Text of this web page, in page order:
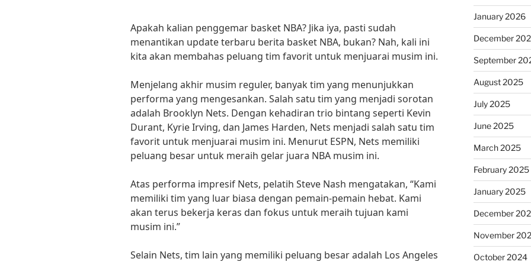
Apakah kalian penggemar basket NBA? Jika iya, pasti sudah
menantikan update terbaru berita basket NBA, bukan? Nah, kali ini
kita akan membahas peluang tim favorit untuk menjuarai musim ini.
Menjelang akhir musim reguler, banyak tim yang menunjukkan
performa yang mengesankan. Salah satu tim yang menjadi sorotan
adalah Brooklyn Nets. Dengan kehadiran trio bintang seperti Kevin
Durant, Kyrie Irving, dan James Harden, Nets menjadi salah satu tim
favorit untuk menjuarai musim ini. Menurut ESPN, Nets memiliki
peluang besar untuk meraih gelar juara NBA musim ini.
Atas performa impresif Nets, pelatih Steve Nash mengatakan, “Kami
memiliki tim yang luar biasa dengan pemain-pemain hebat. Kami
akan terus bekerja keras dan fokus untuk meraih tujuan kami
musim ini.”
Selain Nets, tim lain yang memiliki peluang besar adalah Los Angeles
January 2026
December
September
August 2025
July 2025
June 2025
March 2025
February 2025
January 2025
December
November
October 2024